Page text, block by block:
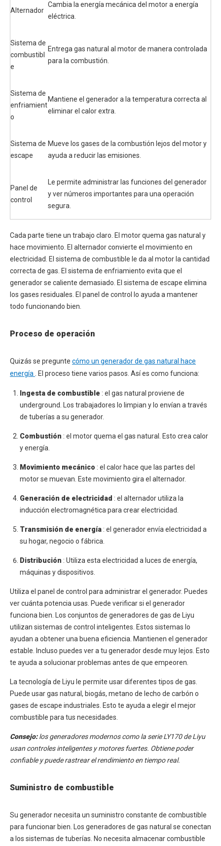
Alternador
Cambia la energía mecánica del motor a energía
eléctrica.
Sistema de
combustibl
e
Entrega gas natural al motor de manera controlada
para la combustión.
Sistema de
enfriamient
o
Mantiene el generador a la temperatura correcta al
eliminar el calor extra.
Sistema de
escape
Mueve los gases de la combustión lejos del motor y
ayuda a reducir las emisiones.
Panel de
control
Le permite administrar las funciones del generador
y ver números importantes para una operación
segura.
Cada parte tiene un trabajo claro. El motor quema gas natural y
hace movimiento. El alternador convierte el movimiento en
electricidad. El sistema de combustible le da al motor la cantidad
correcta de gas. El sistema de enfriamiento evita que el
generador se caliente demasiado. El sistema de escape elimina
los gases residuales. El panel de control lo ayuda a mantener
todo funcionando bien.
Proceso de operación
Quizás se pregunte cómo un generador de gas natural hace
energía
. El proceso tiene varios pasos. Así es como funciona:
Ingesta de combustible : el gas natural proviene de
underground. Los trabajadores lo limpian y lo envían a través
de tuberías a su generador.
Combustión : el motor quema el gas natural. Esto crea calor
y energía.
Movimiento mecánico : el calor hace que las partes del
motor se muevan. Este movimiento gira el alternador.
Generación de electricidad : el alternador utiliza la
inducción electromagnética para crear electricidad.
Transmisión de energía : el generador envía electricidad a
su hogar, negocio o fábrica.
Distribución : Utiliza esta electricidad a luces de energía,
máquinas y dispositivos.
Utiliza el panel de control para administrar el generador. Puedes
ver cuánta potencia usas. Puede verificar si el generador
funciona bien. Los conjuntos de generadores de gas de Liyu
utilizan sistemas de control inteligentes. Estos sistemas lo
ayudan a obtener una buena eficiencia. Mantienen el generador
estable. Incluso puedes ver a tu generador desde muy lejos. Esto
te ayuda a solucionar problemas antes de que empeoren.
La tecnología de Liyu le permite usar diferentes tipos de gas.
Puede usar gas natural, biogás, metano de lecho de carbón o
gases de escape industriales. Esto te ayuda a elegir el mejor
combustible para tus necesidades.
Consejo:los generadores modernos como la serie LY170 de Liyu
usan controles inteligentes y motores fuertes. Obtiene poder
confiable y puede rastrear el rendimiento en tiempo real.
Suministro de combustible
Su generador necesita un suministro constante de combustible
para funcionar bien. Los generadores de gas natural se conectan
a los sistemas de tuberías. No necesita almacenar combustible